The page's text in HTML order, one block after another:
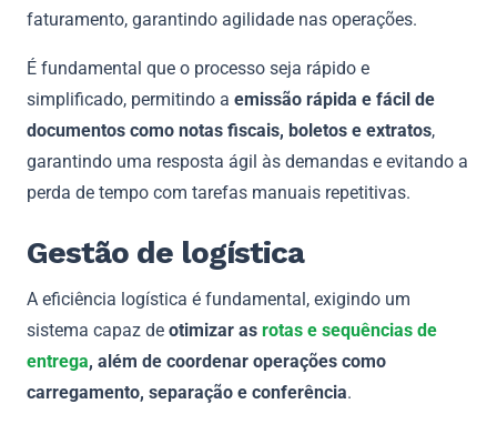
faturamento, garantindo agilidade nas operações.
É fundamental que o processo seja rápido e
simplificado, permitindo a emissão rápida e fácil de
documentos como notas fiscais, boletos e extratos,
garantindo uma resposta ágil às demandas e evitando a
perda de tempo com tarefas manuais repetitivas.
Gestão de logística
A eficiência logística é fundamental, exigindo um
sistema capaz de otimizar as rotas e sequências de
entrega, além de coordenar operações como
carregamento, separação e conferência.